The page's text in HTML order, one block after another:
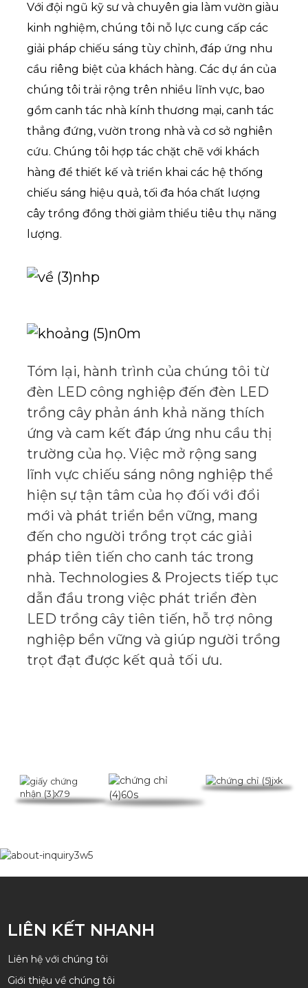
Với đội ngũ kỹ sư và chuyên gia làm vườn giàu
kinh nghiệm, chúng tôi nỗ lực cung cấp các
giải pháp chiếu sáng tùy chỉnh, đáp ứng nhu
cầu riêng biệt của khách hàng. Các dự án của
chúng tôi trải rộng trên nhiều lĩnh vực, bao
gồm canh tác nhà kính thương mại, canh tác
thẳng đứng, vườn trong nhà và cơ sở nghiên
cứu. Chúng tôi hợp tác chặt chẽ với khách
hàng để thiết kế và triển khai các hệ thống
chiếu sáng hiệu quả, tối đa hóa chất lượng
cây trồng đồng thời giảm thiểu tiêu thụ năng
lượng.
Tóm lại, hành trình của chúng tôi từ
đèn LED công nghiệp đến đèn LED
trồng cây phản ánh khả năng thích
ứng và cam kết đáp ứng nhu cầu thị
trường của họ. Việc mở rộng sang
lĩnh vực chiếu sáng nông nghiệp thể
hiện sự tận tâm của họ đối với đổi
mới và phát triển bền vững, mang
đến cho người trồng trọt các giải
pháp tiên tiến cho canh tác trong
nhà. Technologies & Projects tiếp tục
dẫn đầu trong việc phát triển đèn
LED trồng cây tiên tiến, hỗ trợ nông
nghiệp bền vững và giúp người trồng
trọt đạt được kết quả tối ưu.
LIÊN KẾT NHANH
Liên hệ với chúng tôi
Giới thiệu về chúng tôi